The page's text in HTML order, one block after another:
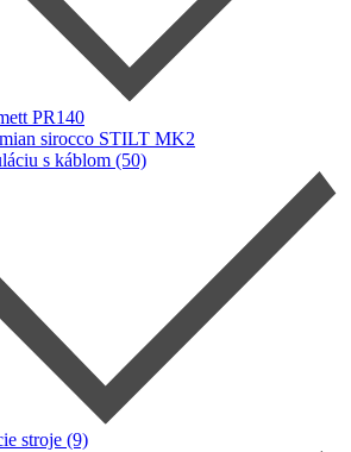
PR140
sirocco STILT MK2
s káblom (50)
stroje (9)